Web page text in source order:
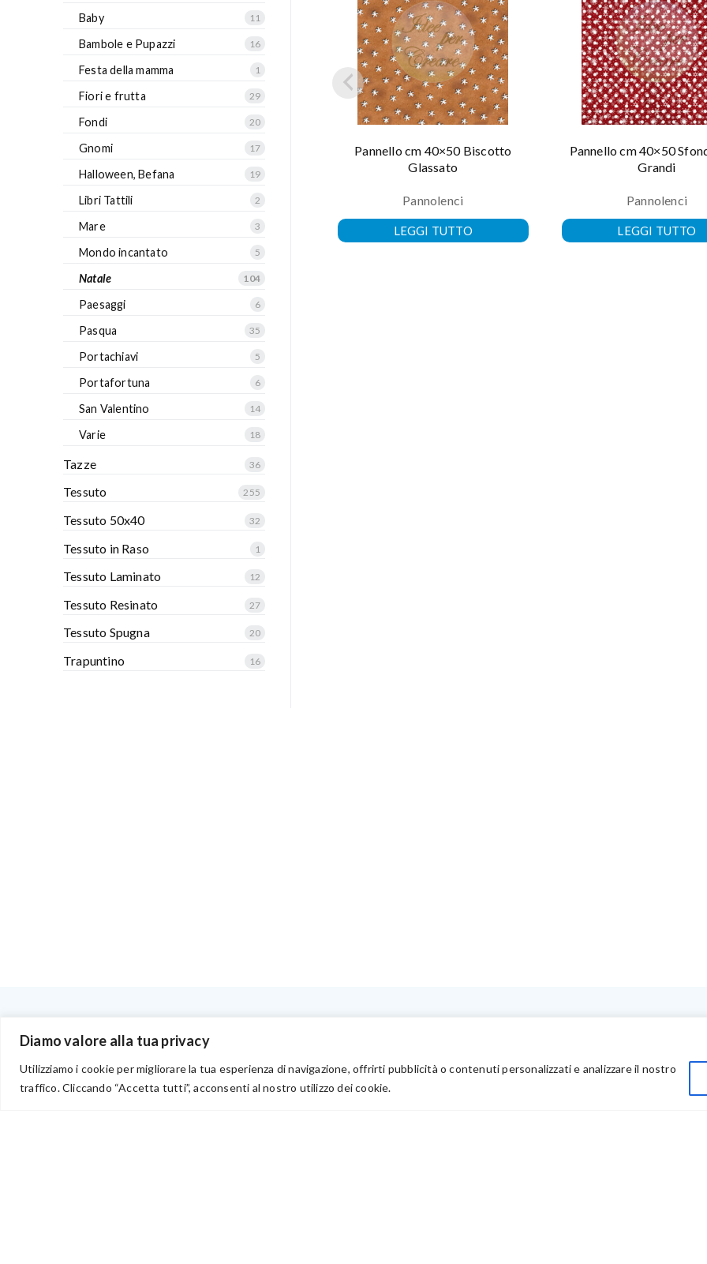
Diamo valore alla tua privacy
Utilizziamo i cookie per migliorare la tua esperienza di navigazione, offrirti pubblicità o contenuti personalizzati e analizzare il nostro
traffico. Cliccando “Accetta tutti”, acconsenti al nostro utilizzo dei cookie.
Pannello cm 40×50 Biscotto
Glassato
Pannolenci
LEGGI TUTTO
Pannello cm 40×50
Grandi
Pannolenci
LEGGI TUTTO
Baby 11
Bambole e Pupazzi 16
Festa della mamma 1
Fiori e frutta 29
Fondi 20
Gnomi 17
Halloween, Befana 19
Libri Tattili 2
Mare 3
Mondo incantato 5
Natale 104
Paesaggi 6
Pasqua 35
Portachiavi 5
Portafortuna 6
San Valentino 14
Varie 18
Tazze 36
Tessuto 255
Tessuto 50x40 32
Tessuto in Raso 1
Tessuto Laminato 12
Tessuto Resinato 27
Tessuto Spugna 20
Trapuntino 16
Privacy
Chi Siamo